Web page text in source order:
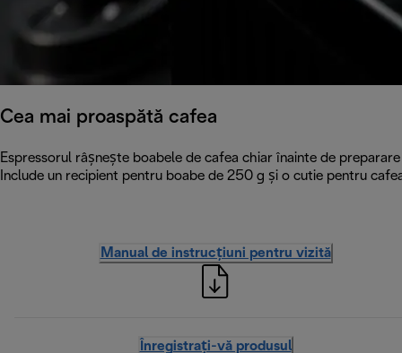
Cea mai proaspătă cafea
Espressorul râșnește boabele de cafea chiar înainte de
Include un recipient pentru boabe de 250 g și o cutie pentru
Manual de instrucțiuni pentru vizită
Înregistrați-vă produsul